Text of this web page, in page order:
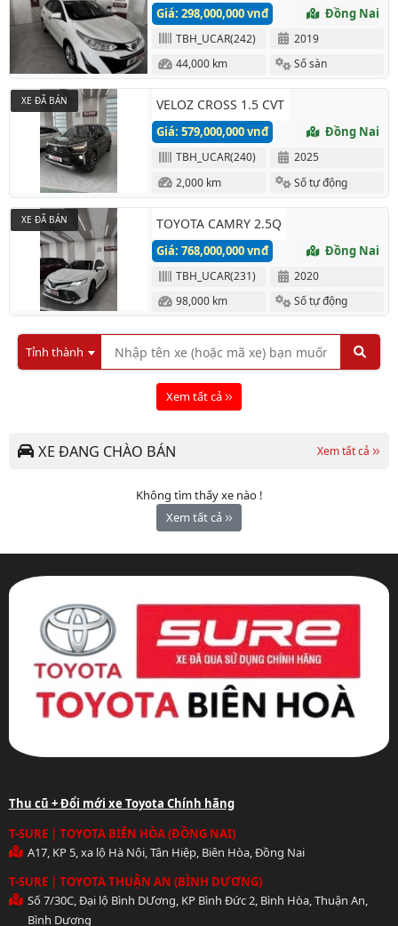
Giá: 298,000,000 vnđ Đồng Nai
TBH_UCAR(242)
2019
44,000 km
Số sàn
VELOZ CROSS 1.5 CVT
Giá: 579,000,000 vnđ Đồng Nai
TBH_UCAR(240)
2025
2,000 km
Số tự động
XE ĐÃ BÁN
TOYOTA CAMRY 2.5Q
Giá: 768,000,000 vnđ Đồng Nai
TBH_UCAR(231)
2020
98,000 km
Số tự động
XE ĐÃ BÁN
Tỉnh thành
Xem tất cả
XE ĐANG CHÀO BÁN Xem tất cả
Không tìm thấy xe nào !
Xem tất cả
Thu cũ + Đổi mới xe Toyota Chính hãng
T-SURE | TOYOTA BIÊN HÒA (ĐỒNG NAI)
A17, KP 5, xa lộ Hà Nội, Tân Hiệp, Biên Hòa, Đồng Nai
T-SURE | TOYOTA THUẬN AN (BÌNH DƯƠNG)
Số 7/30C, Đại lộ Bình DƯơng, KP Bình Đức 2, Bình Hòa, Thuận An,
Bình Dương